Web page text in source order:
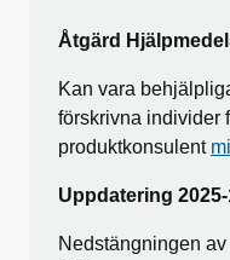
Åtgärd
Kan vara
förskrivna individer
produktkonsulent
Uppdatering 2025-
Nedstängningen